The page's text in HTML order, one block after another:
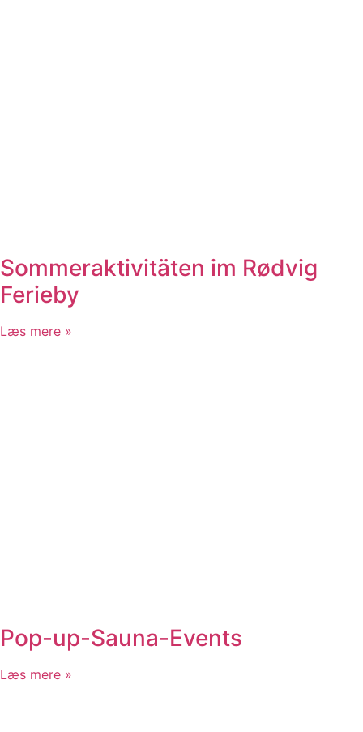
Sommeraktivitäten im Rødvig
Ferieby
Læs mere »
Pop-up-Sauna-Events
Læs mere »